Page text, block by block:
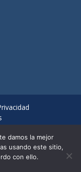
selection of slots,
bonuses, fast
damos la mejor
usando este sitio,
con ello.